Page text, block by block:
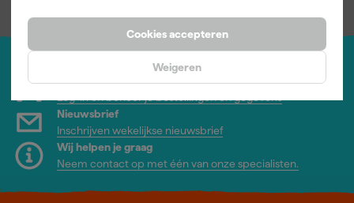
Cookies accepteren
Weigeren
Jouw account
Nieuwsbrief
Inschrijven wekelijkse nieuwsbrief
Wij helpen je graag
Neem contact op met één van onze specialisten.